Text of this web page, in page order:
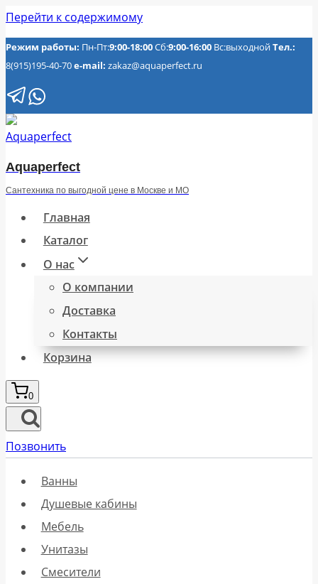
Перейти к содержимому
Режим работы: Пн-Пт:9:00-18:00Сб:9:00-16:00 Вс:выходнойТел.:
8(915)195-40-70e-mail: zakaz@aquaperfect.ru
Aquaperfect
Сантехника по выгодной цене в Москве и МО
Главная
Каталог
О нас
О компании
Доставка
Контакты
Корзина
0
Позвонить
Ванны
Душевые кабины
Мебель
Унитазы
Смесители